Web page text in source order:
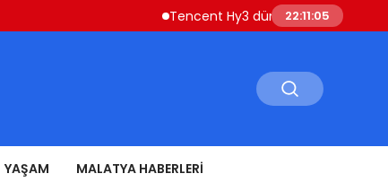
Tencent Hy3 dünya genelinde kullanıma
22:11:06
YAŞAM MALATYA HABERLERI